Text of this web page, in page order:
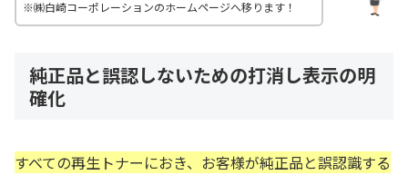
※㈱白崎コーポレーションのホームページへ移ります！
純正品と誤認しないための打消し表示の明
確化
すべての再生トナーにおき、お客様が純正品と誤認識する